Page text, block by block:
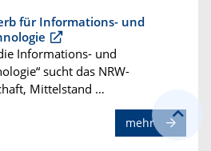
für Informations- und
Informations- und
sucht das NRW-
Mittelstand …
mehr